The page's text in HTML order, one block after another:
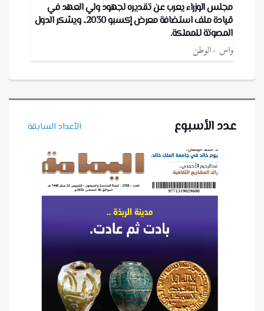
مجلس الوزراء يعرب عن تقديره لجهود ولي العهد في
قيادة ملف استضافة معرض إكسبو 2030.. ويشكر الدول
المصوتة للمملكة.
واس الوطن
عدد الأسبوع الأعداد السابقة